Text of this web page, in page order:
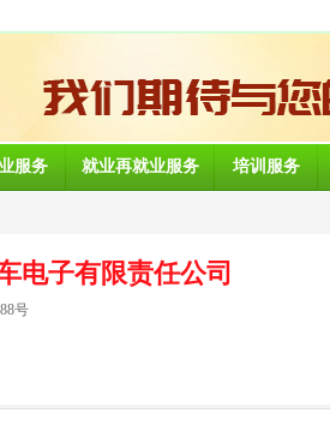
服务 就业再就业服务 培训服务
电子有限责任公司
号